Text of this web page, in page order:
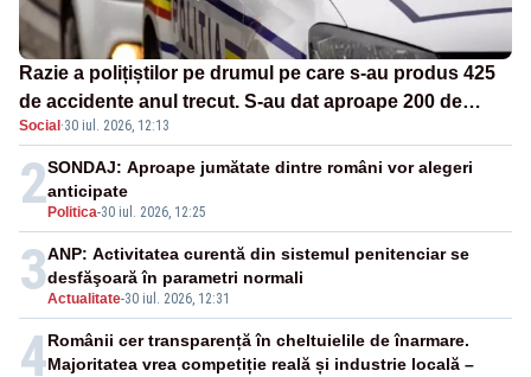
Razie a polițiștilor pe drumul pe care s-au produs 425
de accidente anul trecut. S-au dat aproape 200 de
amenzi
Social ·30 iul. 2026, 12:13
2 Politica-30 iul. 2026, 12:25
SONDAJ: Aproape jumătate dintre români vor alegeri
anticipate
3Actualitate-30 iul. 2026, 12:31
ANP: Activitatea curentă din sistemul penitenciar se
desfăşoară în parametri normali
4Românii cer transparență în cheltuielile de înarmare.
Majoritatea vrea competiție reală și industrie locală –